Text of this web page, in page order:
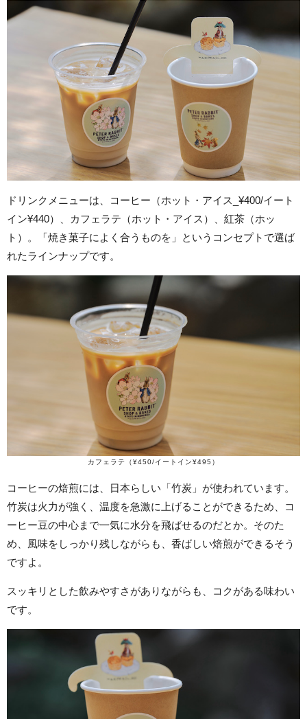
ドリンクメニューは、コーヒー（ホット・アイス_¥400/イート
イン¥440）、カフェラテ（ホット・アイス）、紅茶（ホッ
ト）。「焼き菓子によく合うものを」というコンセプトで選ば
れたラインナップです。
カフェラテ（¥450/イートイン¥495）
コーヒーの焙煎には、日本らしい「竹炭」が使われています。
竹炭は火力が強く、温度を急激に上げることができるため、コ
ーヒー豆の中心まで一気に水分を飛ばせるのだとか。そのた
め、風味をしっかり残しながらも、香ばしい焙煎ができるそう
ですよ。
スッキリとした飲みやすさがありながらも、コクがある味わい
です。